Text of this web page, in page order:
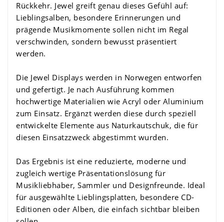
Rückkehr. Jewel greift genau dieses Gefühl auf:
Lieblingsalben, besondere Erinnerungen und
prägende Musikmomente sollen nicht im Regal
verschwinden, sondern bewusst präsentiert
werden.
Die Jewel Displays werden in Norwegen entworfen
und gefertigt. Je nach Ausführung kommen
hochwertige Materialien wie Acryl oder Aluminium
zum Einsatz. Ergänzt werden diese durch speziell
entwickelte Elemente aus Naturkautschuk, die für
diesen Einsatzzweck abgestimmt wurden.
Das Ergebnis ist eine reduzierte, moderne und
zugleich wertige Präsentationslösung für
Musikliebhaber, Sammler und Designfreunde. Ideal
für ausgewählte Lieblingsplatten, besondere CD-
Editionen oder Alben, die einfach sichtbar bleiben